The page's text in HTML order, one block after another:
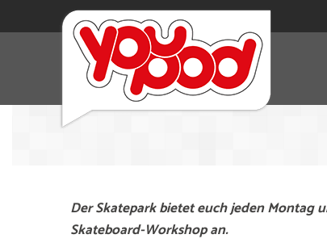
Der Skatepark bietet euch jeden Montag
Skateboard-Workshop an.